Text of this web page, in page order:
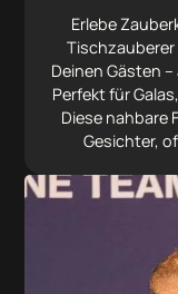
Erlebe
Tischzauberer
Deinen Gästen
Perfekt für
Diese nahbare
Gesichter,